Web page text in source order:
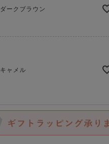
ダークブラウン
キャメル